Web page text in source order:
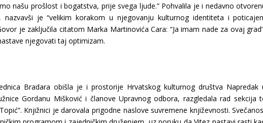
našu prošlost i bogatstva, prije svega ljude.” Pohvalila je i nedavno
nazvavši je “velikim korakom u njegovanju kulturnog identiteta i
je zaključila citatom Marka Martinovića Cara: “Ja imam nade za ovaj
njegovati taj optimizam.
Bradara obišla je i prostorije Hrvatskog kulturnog društva Napredak
Gordanu Mišković i članove Upravnog odbora, razgledala rad sekcija
Knjižnici je darovala prigodne naslove suvremene književnosti.